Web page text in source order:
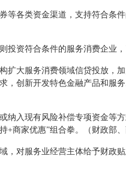
等各类资金渠道，支持符合
投资符合条件的服务消费企业
扩大服务消费领域信贷投放
，创新开发特色金融产品和服
纳入现有风险补偿专项资金
商家优惠”组合拳。（财政部
，对服务业经营主体给予财政